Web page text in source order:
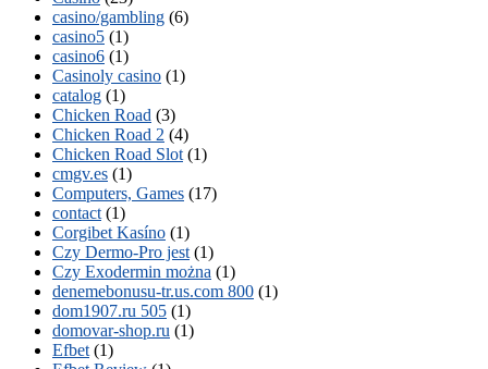
casino/gambling (6)
casino5 (1)
casino6 (1)
Casinoly casino (1)
catalog (1)
Chicken Road (3)
Chicken Road 2 (4)
Chicken Road Slot (1)
cmgv.es (1)
Computers, Games (17)
contact (1)
Corgibet Kasíno (1)
Czy Dermo-Pro jest (1)
Czy Exodermin można (1)
denemebonusu-tr.us.com 800 (1)
dom1907.ru 505 (1)
domovar-shop.ru (1)
Efbet (1)